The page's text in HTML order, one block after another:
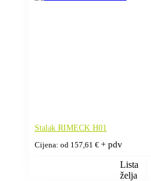
Stalak RIMECK H01
Cijena: od 157,61 € + pdv
Lista
želja